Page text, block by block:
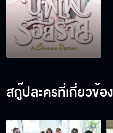
สกู๊ปละครที่เกี่ยวข้อง